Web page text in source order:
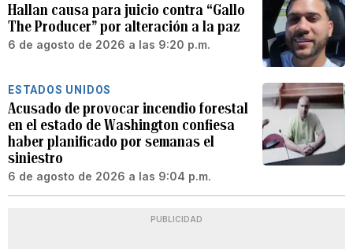
Hallan causa para juicio contra “Gallo
The Producer” por alteración a la paz
6 de agosto de 2026 a las 9:20 p.m.
ESTADOS UNIDOS
Acusado de provocar incendio forestal
en el estado de Washington confiesa
haber planificado por semanas el
siniestro
6 de agosto de 2026 a las 9:04 p.m.
PUBLICIDAD